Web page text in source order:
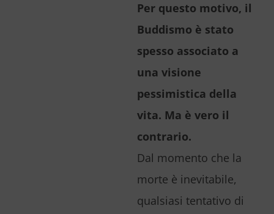
Per questo motivo, il
Buddismo è stato
spesso associato a
una visione
pessimistica della
vita. Ma è vero il
contrario.
Dal momento che la
morte è inevitabile,
qualsiasi tentativo di